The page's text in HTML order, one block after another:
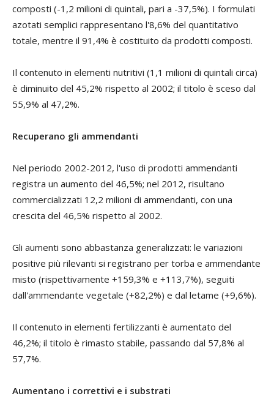
composti (-1,2 milioni di quintali, pari a -37,5%). I formulati
azotati semplici rappresentano l'8,6% del quantitativo
totale, mentre il 91,4% è costituito da prodotti composti.
Il contenuto in elementi nutritivi (1,1 milioni di quintali circa)
è diminuito del 45,2% rispetto al 2002; il titolo è sceso dal
55,9% al 47,2%.
Recuperano gli ammendanti
Nel periodo 2002-2012, l'uso di prodotti ammendanti
registra un aumento del 46,5%; nel 2012, risultano
commercializzati 12,2 milioni di ammendanti, con una
crescita del 46,5% rispetto al 2002.
Gli aumenti sono abbastanza generalizzati: le variazioni
positive più rilevanti si registrano per torba e ammendante
misto (rispettivamente +159,3% e +113,7%), seguiti
dall'ammendante vegetale (+82,2%) e dal letame (+9,6%).
Il contenuto in elementi fertilizzanti è aumentato del
46,2%; il titolo è rimasto stabile, passando dal 57,8% al
57,7%.
Aumentano i correttivi e i substrati